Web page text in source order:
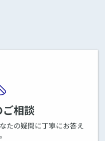
相談
たの疑問に丁寧にお答え